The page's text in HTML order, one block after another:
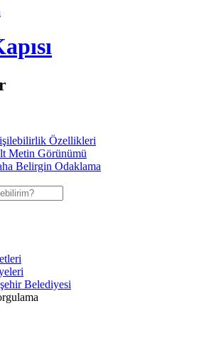
Özellikleri
Metin Görünümü
Belirgin Odaklama
Belediyesi